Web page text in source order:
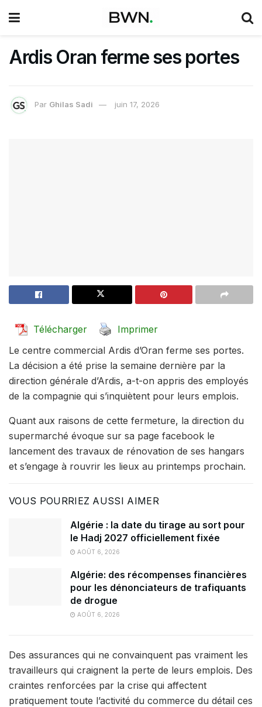
Ardis Oran ferme ses portes
Par Ghilas Sadi juin 17, 2026
Télécharger
Imprimer
Le centre commercial Ardis d’Oran ferme ses portes.
La décision a été prise la semaine dernière par la
direction générale d’Ardis, a-t-on appris des employés
de la compagnie qui s’inquiètent pour leurs emplois.
Quant aux raisons de cette fermeture, la direction du
supermarché évoque sur sa page facebook le
lancement des travaux de rénovation de ses hangars
et s’engage à rouvrir les lieux au printemps prochain.
VOUS POURRIEZ AUSSI AIMER
Algérie : la date du tirage au sort pour
le Hadj 2027 officiellement fixée
AOÛT 6, 2026
Algérie: des récompenses financières
pour les dénonciateurs de trafiquants
de drogue
AOÛT 6, 2026
Des assurances qui ne convainquent pas vraiment les
travailleurs qui craignent la perte de leurs emplois. Des
craintes renforcées par la crise qui affectent
pratiquement toute l’activité du commerce du détail ces